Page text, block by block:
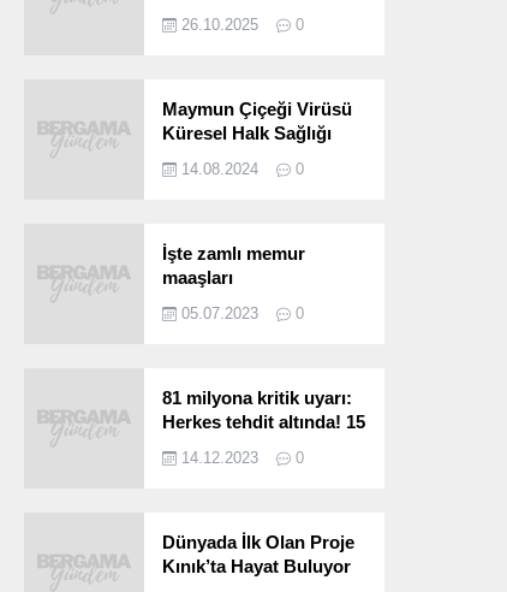
26.10.2025 0
Maymun Çiçeği Virüsü
Küresel Halk Sağlığı
Edildi
14.08.2024 0
İşte zamlı memur
maaşları
05.07.2023 0
81 milyona kritik uyarı:
Herkes tehdit altında! 15
kat hızlı yayılıyor…
14.12.2023 0
Dünyada İlk Olan Proje
Kınık’ta Hayat Buluyor